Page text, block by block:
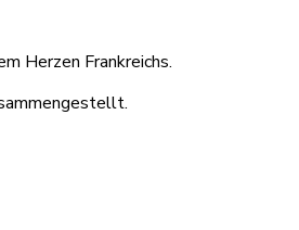
Herzen Frankreichs.